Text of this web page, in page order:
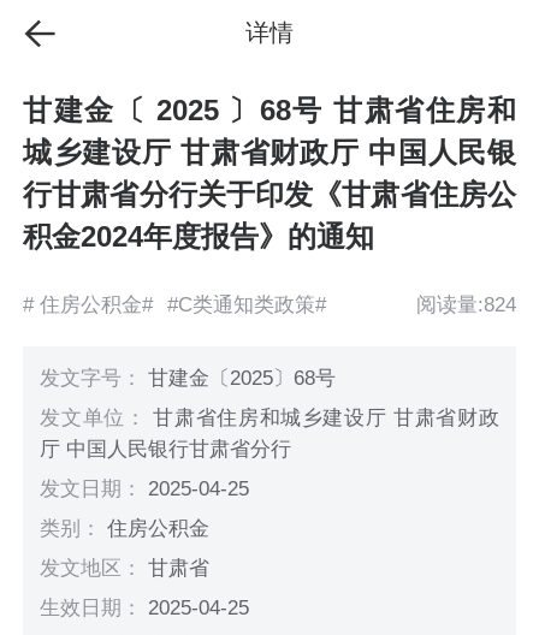
详情
甘建金〔 2025 〕68号 甘肃省住房和
城乡建设厅 甘肃省财政厅 中国人民银
行甘肃省分行关于印发《甘肃省住房公
积金2024年度报告》的通知
# 住房公积金# #C类通知类政策# 阅读量:824
发文字号：甘建金〔2025〕68号
发文单位：甘肃省住房和城乡建设厅 甘肃省财政
厅 中国人民银行甘肃省分行
发文日期： 2025-04-25
类别：住房公积金
发文地区：甘肃省
生效日期： 2025-04-25